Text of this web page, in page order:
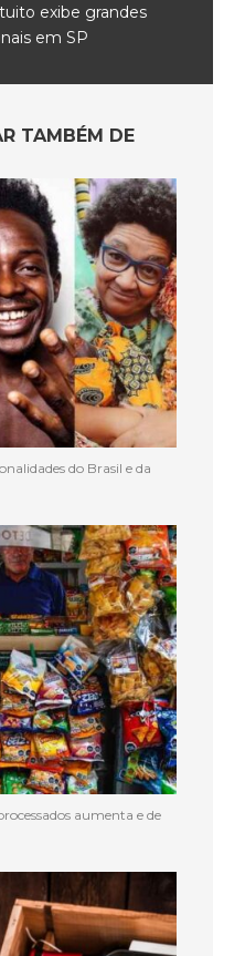
exibe grandes
em SP
TAMBÉM DE
do Brasil e da
aumenta e de